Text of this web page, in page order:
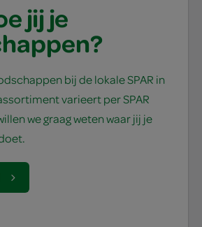
jij je
bij de lokale SPAR in
varieert per SPAR
we graag weten waar jij je